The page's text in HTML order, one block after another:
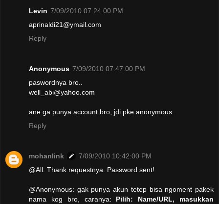
Levin 7/09/2010 07:24:00 PM
aprinaldi21@ymail.com
Reply
Anonymous 7/09/2010 07:47:00 PM
paswordnya bro..
well_abi@yahoo.com
ane ga punya account bro, jdi pke anonymous..
Reply
mohanlink
7/09/2010 10:42:00 PM
@All: Thank requestnya. Password sent!
@Anonymous: gak punya akun tetep bisa ngoment pakek
nama kog bro, caranya: Pilih: Name/URL, masukkan